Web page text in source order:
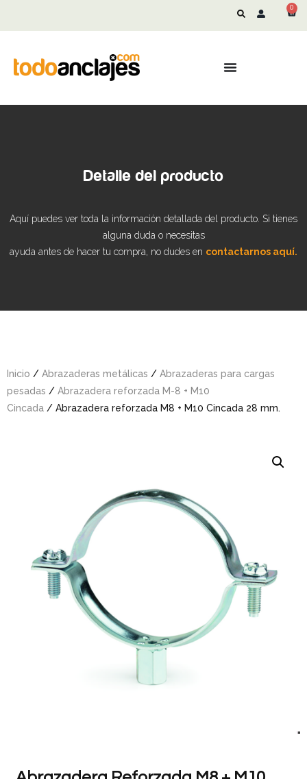
0
Detalle del producto
Aquí puedes ver toda la información detallada del producto. Si tienes
alguna duda o necesitas
ayuda antes de hacer tu compra, no dudes en contactarnos aquí.
Inicio / Abrazaderas metálicas / Abrazaderas para cargas
pesadas / Abrazadera reforzada M-8 + M10
Cincada / Abrazadera reforzada M8 + M10 Cincada 28 mm.